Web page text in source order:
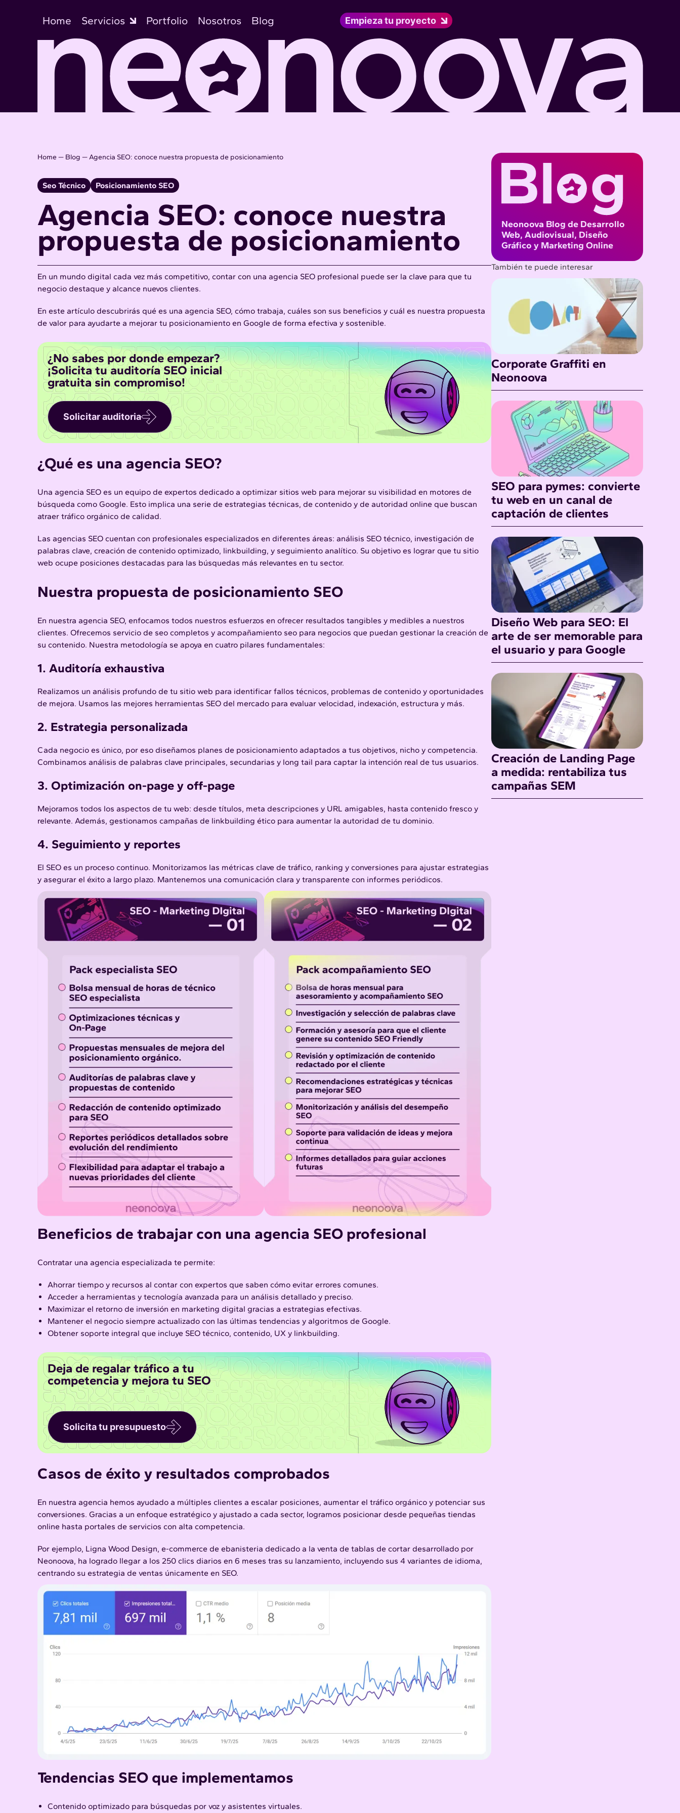
Home Servicios Portfolio Nosotros Blog Empieza tu proyecto
Home — Blog —Agencia SEO: conoce nuestra propuesta de posicionamiento
Seo Técnico Posicionamiento SEO
Agencia SEO: conoce nuestra
propuesta de posicionamiento
En un mundo digital cada vez más competitivo, contar con una agencia SEO profesional puede ser la clave para que tu
negocio destaque y alcance nuevos clientes.
En este artículo descubrirás qué es una agencia SEO, cómo trabaja, cuáles son sus beneficios y cuál es nuestra propuesta
de valor para ayudarte a mejorar tu posicionamiento en Google de forma efectiva y sostenible.
¿No sabes por donde empezar?
¡Solicita tu auditoría SEO inicial
gratuita sin compromiso!
Solicitar auditoria
¿Qué es una agencia SEO?
Una agencia SEO es un equipo de expertos dedicado a optimizar sitios web para mejorar su visibilidad en motores de
búsqueda como Google. Esto implica una serie de estrategias técnicas, de contenido y de autoridad online que buscan
atraer tráfico orgánico de calidad.
Las agencias SEO cuentan con profesionales especializados en diferentes áreas: análisis SEO técnico, investigación de
palabras clave, creación de contenido optimizado, linkbuilding, y seguimiento analítico. Su objetivo es lograr que tu sitio
web ocupe posiciones destacadas para las búsquedas más relevantes en tu sector.
Nuestra propuesta de posicionamiento SEO
En nuestra agencia SEO, enfocamos todos nuestros esfuerzos en ofrecer resultados tangibles y medibles a nuestros
clientes. Ofrecemos servicio de seo completos y acompañamiento seo para negocios que puedan gestionar la creación de
su contenido. Nuestra metodología se apoya en cuatro pilares fundamentales:
1. Auditoría exhaustiva
Realizamos un análisis profundo de tu sitio web para identificar fallos técnicos, problemas de contenido y oportunidades
de mejora. Usamos las mejores herramientas SEO del mercado para evaluar velocidad, indexación, estructura y más.
2. Estrategia personalizada
Cada negocio es único, por eso diseñamos planes de posicionamiento adaptados a tus objetivos, nicho y competencia.
Combinamos análisis de palabras clave principales, secundarias y long tail para captar la intención real de tus usuarios.
3. Optimización on-page y off-page
Mejoramos todos los aspectos de tu web: desde títulos, meta descripciones y URL amigables, hasta contenido fresco y
relevante. Además, gestionamos campañas de linkbuilding ético para aumentar la autoridad de tu dominio.
4. Seguimiento y reportes
El SEO es un proceso continuo. Monitorizamos las métricas clave de tráfico, ranking y conversiones para ajustar estrategias
y asegurar el éxito a largo plazo. Mantenemos una comunicación clara y transparente con informes periódicos.
Beneficios de trabajar con una agencia SEO profesional
Contratar una agencia especializada te permite:
Ahorrar tiempo y recursos al contar con expertos que saben cómo evitar errores comunes.
Acceder a herramientas y tecnología avanzada para un análisis detallado y preciso.
Maximizar el retorno de inversión en marketing digital gracias a estrategias efectivas.
Mantener el negocio siempre actualizado con las últimas tendencias y algoritmos de Google.
Obtener soporte integral que incluye SEO técnico, contenido, UX y linkbuilding.
Deja de regalar tráfico a tu
competencia y mejora tu SEO
Solicita tu presupuesto
Casos de éxito y resultados comprobados
En nuestra agencia hemos ayudado a múltiples clientes a escalar posiciones, aumentar el tráfico orgánico y potenciar sus
conversiones. Gracias a un enfoque estratégico y ajustado a cada sector, logramos posicionar desde pequeñas tiendas
online hasta portales de servicios con alta competencia.
Por ejemplo, Ligna Wood Design, e-commerce de ebanisteria dedicado a la venta de tablas de cortardesarrollado por
Neonoova, ha logrado llegar a los 250 clics diarios en 6 meses tras su lanzamiento, incluyendo sus 4 variantes de idioma,
centrando su estrategia de ventas únicamente en SEO.
Tendencias SEO que implementamos
Contenido optimizado para búsquedas por voz y asistentes virtuales.
Neonoova Blog de Desarrollo
Web, Audiovisual, Diseño
Gráfico y Marketing Online
También te puede interesar
Corporate Graffiti en
Neonoova
SEO para pymes: convierte
tu web en un canal de
captación de clientes
Diseño Web para SEO: El
arte de ser memorable para
el usuario y para Google
Creación de Landing Page
a medida: rentabiliza tus
campañas SEM